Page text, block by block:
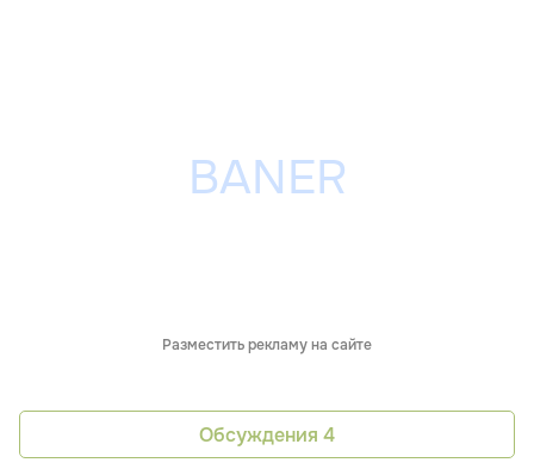
Разместить рекламу на сайте
Обсуждения 4